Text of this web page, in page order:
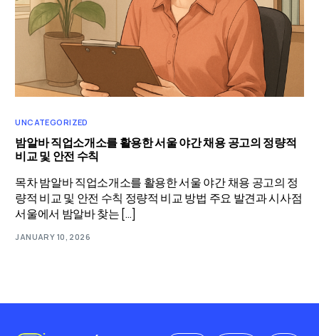
UNCATEGORIZED
밤알바 직업소개소를 활용한 서울 야간 채용 공고의 정량적
비교 및 안전 수칙
목차 밤알바 직업소개소를 활용한 서울 야간 채용 공고의 정
량적 비교 및 안전 수칙 정량적 비교 방법 주요 발견과 시사점
서울에서 밤알바 찾는 […]
JANUARY 10, 2026